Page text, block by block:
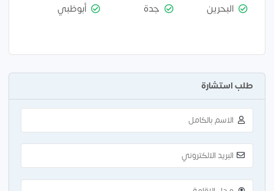
البحرين
جدة أبوظبي
طلب استشارة